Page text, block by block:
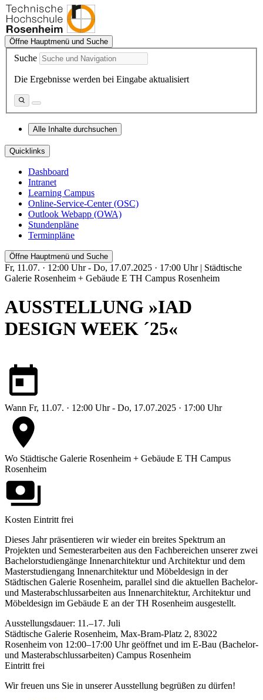
Öffne Hauptmenü und Suche
Suche
Die Ergebnisse werden bei Eingabe aktualisiert
Alle Inhalte durchsuchen
Quicklinks
Dashboard
Intranet
Learning Campus
Online-Service-Center (OSC)
Outlook Webapp (OWA)
Stundenpläne
Terminpläne
Öffne Hauptmenü und Suche
Fr, 11.07. · 12:00 Uhr - Do, 17.07.2025 · 17:00 Uhr | Städtische
Galerie Rosenheim + Gebäude E TH Campus Rosenheim
AUSSTELLUNG »IAD
DESIGN WEEK ´25«
Wann Fr, 11.07. · 12:00 Uhr - Do, 17.07.2025 · 17:00 Uhr
Wo Städtische Galerie Rosenheim + Gebäude E TH Campus
Rosenheim
Kosten Eintritt frei
Dieses Jahr präsentieren wir wieder ein breites Spektrum an
Projekten und Semesterarbeiten aus den Fachbereichen unserer zwei
Bachelorstudiengänge Innenarchitektur und Architektur und dem
Masterstudiengang Innenarchitektur und Möbeldesign in der
Städtischen Galerie Rosenheim, parallel sind die aktuellen Bachelor-
und Masterabschlussarbeiten aus Innenarchitektur, Architektur und
Möbeldesign im Gebäude E an der TH Rosenheim ausgestellt.
Ausstellungsdauer: 11.–17. Juli
Städtische Galerie Rosenheim, Max-Bram-Platz 2, 83022
Rosenheim von 12:00–17:00 Uhr geöffnet und im E-Bau (Bachelor-
und Masterabschlussarbeiten) Campus Rosenheim
Eintritt frei
Wir freuen uns Sie in unserer Ausstellung begrüßen zu dürfen!